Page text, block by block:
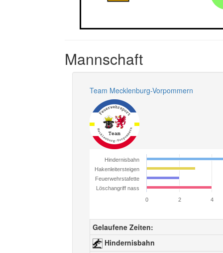
Mannschaft
Team Mecklenburg-Vorpommern
Hindernisbahn
Hakenleitersteigen
Feuerwehrstafette
Löschangriff nass
0
2 4
Gelaufene Zeiten:
Hindernisbahn